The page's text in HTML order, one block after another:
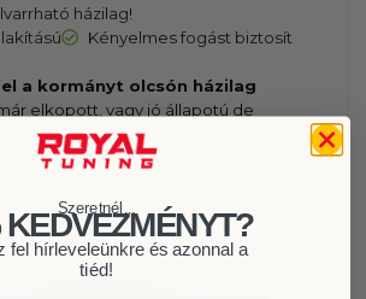
házilag!
Kényelmes fogást biztosít
a kormányt olcsón házilag
elkopott, vagy jó állapotú de
az állapotát akkor a kormányvédő
és a varrás mintája sportos dizájnt
Szeretnél...
KEDVEZMÉNYT?
fel hírleveleünkre és azonnal a
tiéd!